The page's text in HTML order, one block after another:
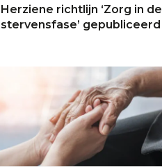
Herziene richtlijn ‘Zorg in de
stervensfase’ gepubliceerd